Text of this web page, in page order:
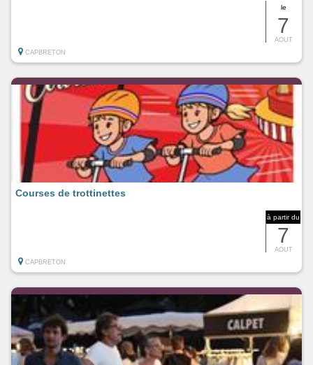
le
7
AOUT
CAPBRETON
à partir du
7
AOUT
Courses de trottinettes
CAPBRETON